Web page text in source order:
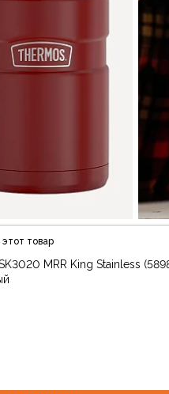
этот товар
MRR King Stainless